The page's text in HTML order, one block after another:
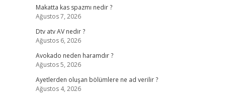
Makatta kas spazmı nedir ?
Ağustos 7, 2026
Dtv atv AV nedir ?
Ağustos 6, 2026
Avokado neden haramdır ?
Ağustos 5, 2026
Ayetlerden oluşan bölümlere ne ad verilir ?
Ağustos 4, 2026